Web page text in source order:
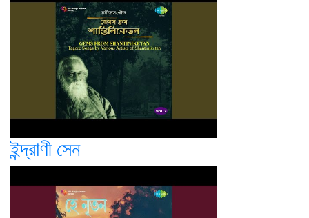
ইন্দ্রাণী সেন